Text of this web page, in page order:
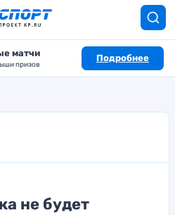
матчи
призов
Подробнее
не будет